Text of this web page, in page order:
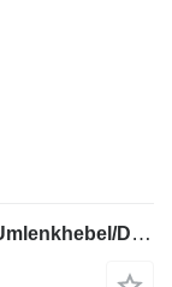
Ahlmann AZ210-23104407-Shift lever/Umlenkhebel/Duwstuk для фронтального погрузчика